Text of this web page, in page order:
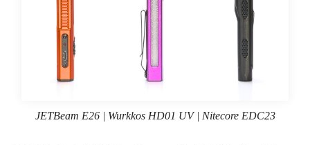
JETBeam E26 | Wurkkos HD01 UV | Nitecore EDC23